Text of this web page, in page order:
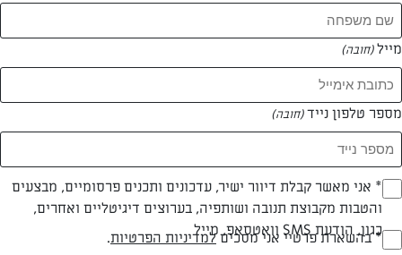
0 מתכונים
המאמרים של אסתי שולמן
מייל(חובה)
מספר טלפון נייד(חובה)
Opt_In
(חובה)
* אני מאשר קבלת דיוור ישיר, עדכונים ותכנים פרסומיים, מבצעים
והטבות מקבוצת תנובה ושותפיה, בערוצים דיגיטליים ואחרים,
כגון, הודעת SMS וואטסאפ, מייל
RegulationsApproved
* בהשארת פרטיי אני מסכיםלמדיניות הפרטיות.